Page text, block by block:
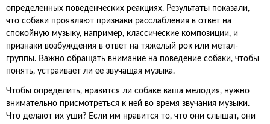
определенных поведенческих реакциях. Результаты показали,
что собаки проявляют признаки расслабления в ответ на
спокойную музыку, например, классические композиции, и
признаки возбуждения в ответ на тяжелый рок или метал-
группы. Важно обращать внимание на поведение собаки, чтобы
понять, устраивает ли ее звучащая музыка.
Чтобы определить, нравится ли собаке ваша мелодия, нужно
внимательно присмотреться к ней во время звучания музыки.
Что делают их уши? Если им нравится то, что они слышат, они